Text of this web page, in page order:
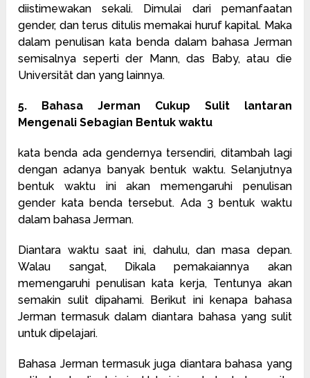
diistimewakan sekali. Dimulai dari pemanfaatan
gender, dan terus ditulis memakai huruf kapital. Maka
dalam penulisan kata benda dalam bahasa Jerman
semisalnya seperti der Mann, das Baby, atau die
Universität dan yang lainnya.
5. Bahasa Jerman Cukup Sulit lantaran
Mengenali Sebagian Bentuk waktu
kata benda ada gendernya tersendiri, ditambah lagi
dengan adanya banyak bentuk waktu. Selanjutnya
bentuk waktu ini akan memengaruhi penulisan
gender kata benda tersebut. Ada 3 bentuk waktu
dalam bahasa Jerman.
Diantara waktu saat ini, dahulu, dan masa depan.
Walau sangat, Dikala pemakaiannya akan
memengaruhi penulisan kata kerja, Tentunya akan
semakin sulit dipahami. Berikut ini kenapa bahasa
Jerman termasuk dalam diantara bahasa yang sulit
untuk dipelajari.
Bahasa Jerman termasuk juga diantara bahasa yang